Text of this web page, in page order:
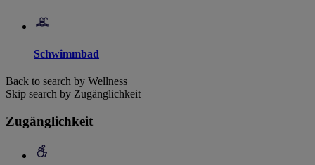
Schwimmbad
Back to search by Wellness
Skip search by Zugänglichkeit
Zugänglichkeit